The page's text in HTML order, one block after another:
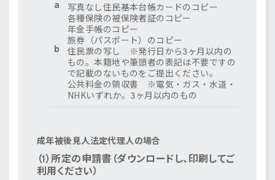
写真なし住民基本台帳カードのコピー
各種保険の被保険者証のコピー
年金手帳のコピー
旅券（パスポート）のコピー
住民票の写し ※発行日から3ヶ月以内の
もの。本籍地や筆頭者の表記は不要ですの
で記載のないものをご提出ください。
公共料金の領収書 ※電気・ガス・水道・
NHKいずれか。3ヶ月以内のもの
成年被後見人法定代理人の場合
（1）所定の申請書（ダウンロードし、印刷してご
利用ください）